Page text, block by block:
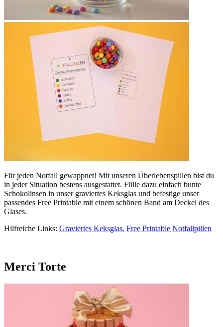
Für jeden Notfall gewappnet! Mit unseren Überlebenspillen bist du
in jeder Situation bestens ausgestattet. Fülle dazu einfach bunte
Schokolinsen in unser graviertes Keksglas und befestige unser
passendes Free Printable mit einem schönen Band am Deckel des
Glases.
Hilfreiche Links: Graviertes Keksglas, Free Printable Notfallpillen
Merci Torte